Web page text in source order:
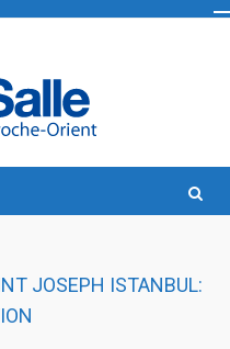
JOSEPH ISTANBUL: